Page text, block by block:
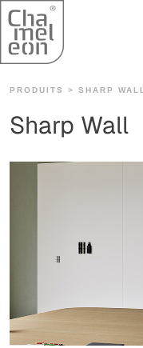
PRODUITS > SHARP WALL
Sharp Wall